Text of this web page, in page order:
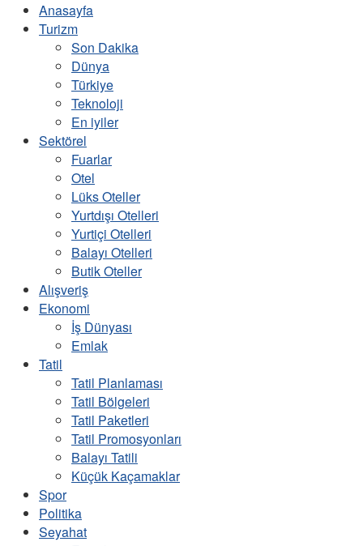
Anasayfa
Turizm
Son Dakika
Dünya
Türkiye
Teknoloji
En iyiler
Sektörel
Fuarlar
Otel
Lüks Oteller
Yurtdışı Otelleri
Yurtiçi Otelleri
Balayı Otelleri
Butik Oteller
Alışveriş
Ekonomi
İş Dünyası
Emlak
Tatil
Tatil Planlaması
Tatil Bölgeleri
Tatil Paketleri
Tatil Promosyonları
Balayı Tatili
Küçük Kaçamaklar
Spor
Politika
Seyahat